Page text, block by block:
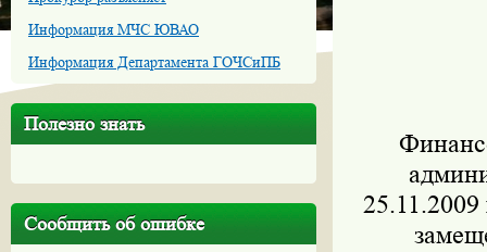
Информация МЧС ЮВАО
Информация Департамента ГОЧСиПБ
Полезно знать
Сообщить об ошибке
25.11.2009